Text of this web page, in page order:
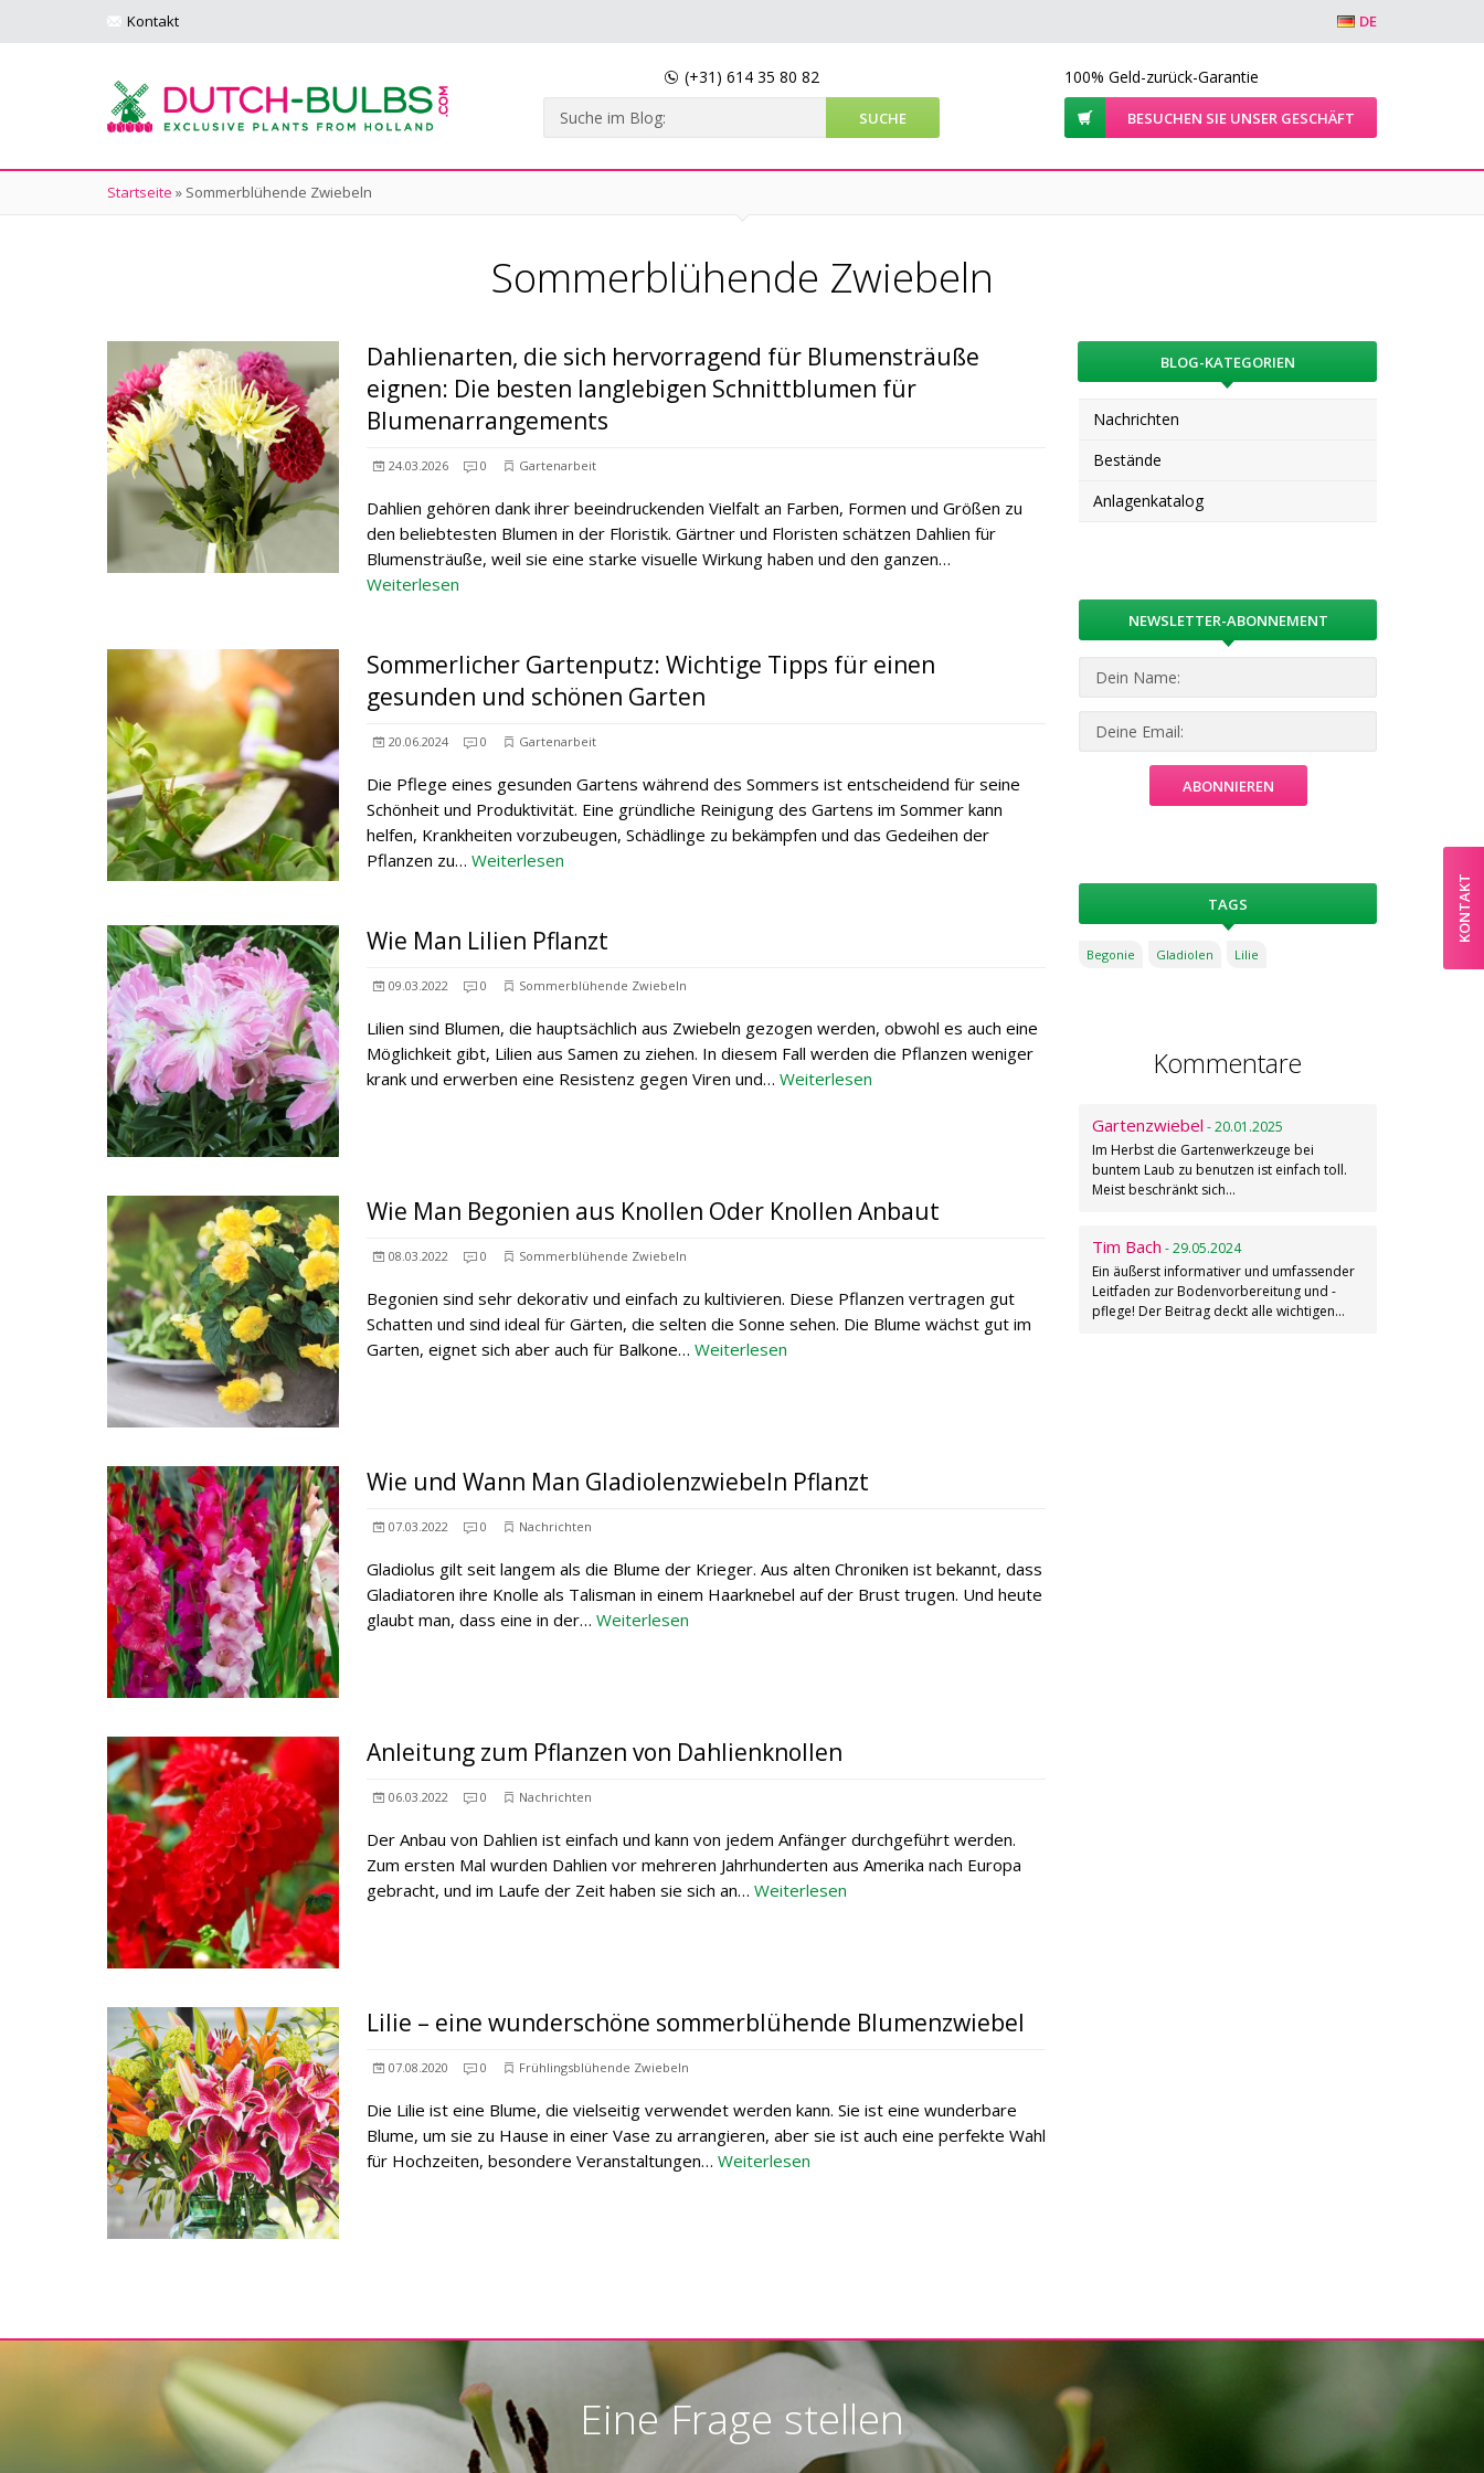
Kontakt DE
(+31) 614 35 80 82 100% Geld-zurück-Garantie
BESUCHEN SIE UNSER GESCHÄFT
Startseite » Sommerblühende Zwiebeln
Sommerblühende Zwiebeln
Dahlienarten, die sich hervorragend für Blumensträuße
eignen: Die besten langlebigen Schnittblumen für
Blumenarrangements
24.03.2026 0 Gartenarbeit
Dahlien gehören dank ihrer beeindruckenden Vielfalt an Farben, Formen und Größen zu
den beliebtesten Blumen in der Floristik. Gärtner und Floristen schätzen Dahlien für
Blumensträuße, weil sie eine starke visuelle Wirkung haben und den ganzen…
Weiterlesen
Sommerlicher Gartenputz: Wichtige Tipps für einen
gesunden und schönen Garten
20.06.2024 0 Gartenarbeit
Die Pflege eines gesunden Gartens während des Sommers ist entscheidend für seine
Schönheit und Produktivität. Eine gründliche Reinigung des Gartens im Sommer kann
helfen, Krankheiten vorzubeugen, Schädlinge zu bekämpfen und das Gedeihen der
Pflanzen zu… Weiterlesen
Wie Man Lilien Pflanzt
09.03.2022 0 Sommerblühende Zwiebeln
Lilien sind Blumen, die hauptsächlich aus Zwiebeln gezogen werden, obwohl es auch eine
Möglichkeit gibt, Lilien aus Samen zu ziehen. In diesem Fall werden die Pflanzen weniger
krank und erwerben eine Resistenz gegen Viren und… Weiterlesen
Wie Man Begonien aus Knollen Oder Knollen Anbaut
08.03.2022 0 Sommerblühende Zwiebeln
Begonien sind sehr dekorativ und einfach zu kultivieren. Diese Pflanzen vertragen gut
Schatten und sind ideal für Gärten, die selten die Sonne sehen. Die Blume wächst gut im
Garten, eignet sich aber auch für Balkone… Weiterlesen
Wie und Wann Man Gladiolenzwiebeln Pflanzt
07.03.2022 0 Nachrichten
Gladiolus gilt seit langem als die Blume der Krieger. Aus alten Chroniken ist bekannt, dass
Gladiatoren ihre Knolle als Talisman in einem Haarknebel auf der Brust trugen. Und heute
glaubt man, dass eine in der… Weiterlesen
Anleitung zum Pflanzen von Dahlienknollen
06.03.2022 0 Nachrichten
Der Anbau von Dahlien ist einfach und kann von jedem Anfänger durchgeführt werden.
Zum ersten Mal wurden Dahlien vor mehreren Jahrhunderten aus Amerika nach Europa
gebracht, und im Laufe der Zeit haben sie sich an… Weiterlesen
Lilie – eine wunderschöne sommerblühende Blumenzwiebel
07.08.2020 0 Frühlingsblühende Zwiebeln
Die Lilie ist eine Blume, die vielseitig verwendet werden kann. Sie ist eine wunderbare
Blume, um sie zu Hause in einer Vase zu arrangieren, aber sie ist auch eine perfekte Wahl
für Hochzeiten, besondere Veranstaltungen… Weiterlesen
BLOG-KATEGORIEN
Nachrichten
Bestände
Anlagenkatalog
NEWSLETTER-ABONNEMENT
TAGS
Begonie Gladiolen Lilie
Kommentare
Gartenzwiebel - 20.01.2025
Im Herbst die Gartenwerkzeuge bei
buntem Laub zu benutzen ist einfach toll.
Meist beschränkt sich…
Tim Bach - 29.05.2024
Ein äußerst informativer und umfassender
Leitfaden zur Bodenvorbereitung und -
pflege! Der Beitrag deckt alle wichtigen…
Eine Frage stellen
KONTAKT